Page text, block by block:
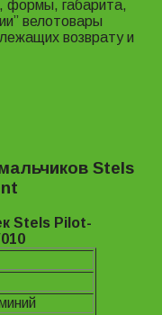
формы, габарита,
велотовары
возврату и
Stels
Stels Pilot-